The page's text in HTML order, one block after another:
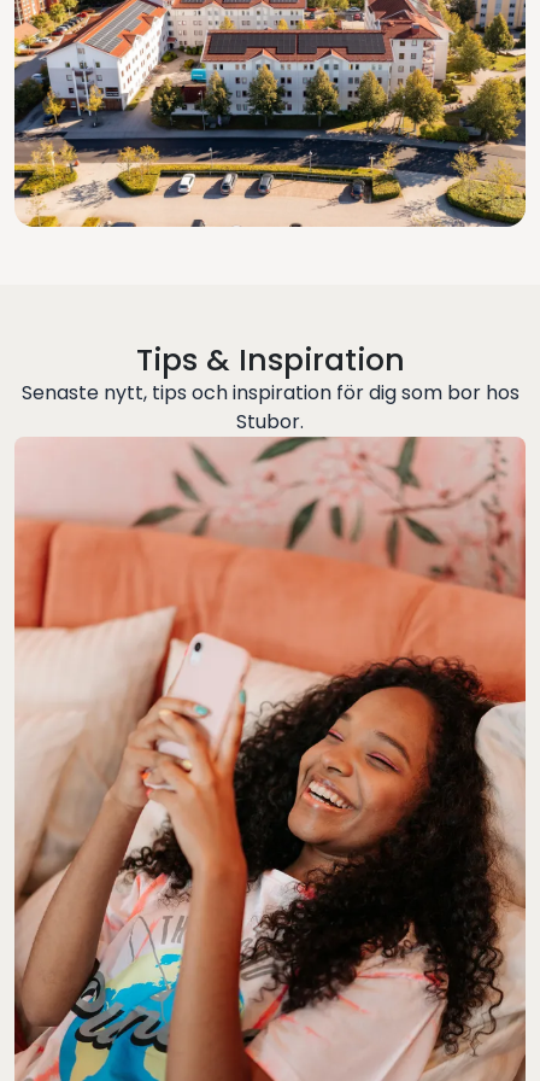
Tips & Inspiration
Senaste nytt, tips och inspiration för dig som bor hos
Stubor.